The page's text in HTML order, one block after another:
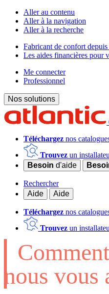
Aller au contenu
Aller à la navigation
Aller à la recherche
Fabricant de confort
Les aides financières pour
Me connecter
Professionnel
Nos solutions
Téléchargez nos
Trouvez un
Besoin d'aide
Rechercher
Aide
Aide
Téléchargez nos
Trouvez un
nous vous